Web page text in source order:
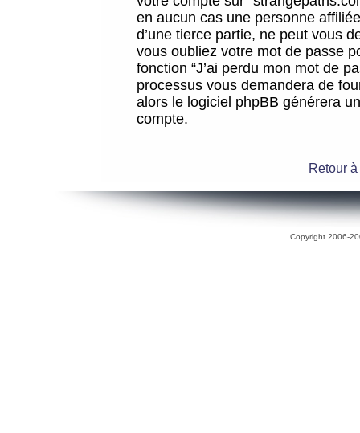
en aucun cas une personne
d’une tierce partie, ne peut vous
vous oubliez votre mot de passe
fonction “J’ai perdu mon mot de
processus vous demandera de
alors le logiciel phpBB générera
compte.
Retour
Copyright 2006-